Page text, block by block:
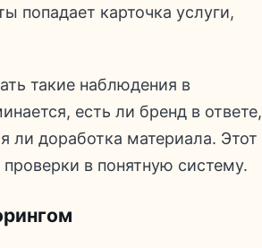
попадает карточка услуги,
такие наблюдения в
есть ли бренд в ответе,
ли доработка материала. Этот
в понятную систему.